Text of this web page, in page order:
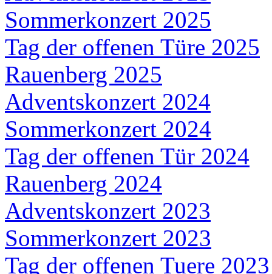
Sommerkonzert 2025
Tag der offenen Türe 2025
Rauenberg 2025
Adventskonzert 2024
Sommerkonzert 2024
Tag der offenen Tür 2024
Rauenberg 2024
Adventskonzert 2023
Sommerkonzert 2023
Tag der offenen Tuere 2023